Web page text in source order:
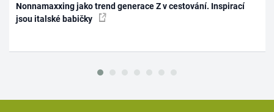
Nonnamaxxing jako trend generace Z v cestování. Inspirací
jsou italské babičky